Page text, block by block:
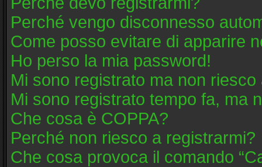
Perché vengo disconnesso
Come posso evitare di apparire
Ho perso la mia password!
Mi sono registrato ma non
Mi sono registrato tempo fa, ma
Che cosa è COPPA?
Perché non riesco a registrarmi?
Che cosa provoca il comando